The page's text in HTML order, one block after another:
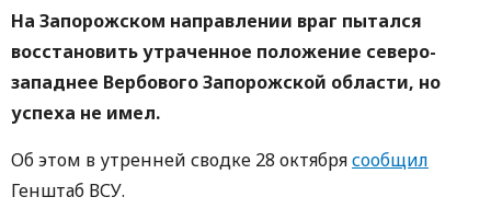
На Запорожском направлении враг пытался
восстановить утраченное положение северо-
западнее Вербового Запорожской области, но
успеха не имел.
Об этом в утренней сводке 28 октябрясообщил
Генштаб ВСУ.